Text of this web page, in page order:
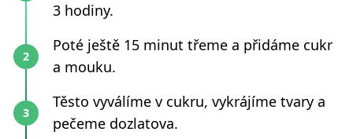
3 hodiny.
Poté ještě 15 minut třeme a přidáme cukr
a mouku.
Těsto vyválíme v cukru, vykrájíme tvary a
pečeme dozlatova.